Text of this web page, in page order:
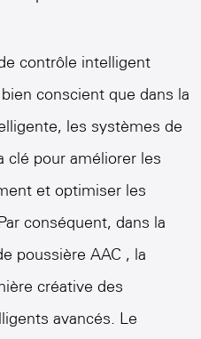
contrôle intelligent
conscient que dans la
les systèmes de
clé pour améliorer les
et optimiser les
conséquent, dans la
poussière AAC , la
créative des
avancés. Le